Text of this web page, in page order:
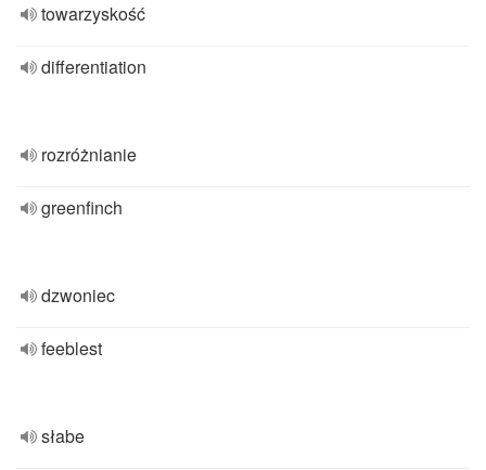
towarzyskość
differentiation
rozróżnianie
greenfinch
dzwoniec
feeblest
słabe